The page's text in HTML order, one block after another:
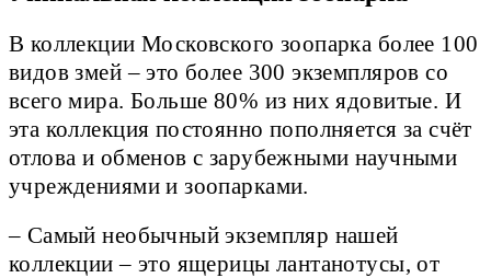
В коллекции Московского зоопарка более 100
видов змей – это более 300 экземпляров со
всего мира. Больше 80% из них ядовитые. И
эта коллекция постоянно пополняется за счёт
отлова и обменов с зарубежными научными
учреждениями и зоопарками.
– Самый необычный экземпляр нашей
коллекции – это ящерицы лантанотусы, от